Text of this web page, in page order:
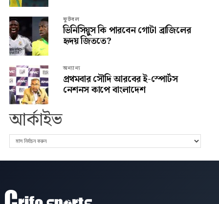
ফুটবল
ভিনিসিয়ুস কি পারবেন গোটা ব্রাজিলের
হৃদয় জিততে?
অন্যান্য
প্রথমবার সৌদি আরবের ই-স্পোর্টস
নেশনস কাপে বাংলাদেশ
আর্কাইভ